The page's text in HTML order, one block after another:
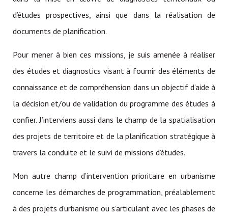
d’études prospectives, ainsi que dans la réalisation de
documents de planification.
Pour mener à bien ces missions, je suis amenée à réaliser
des études et diagnostics visant à fournir des éléments de
connaissance et de compréhension dans un objectif d’aide à
la décision et/ou de validation du programme des études à
confier. J’interviens aussi dans le champ de la spatialisation
des projets de territoire et de la planification stratégique à
travers la conduite et le suivi de missions d’études.
Mon autre champ d’intervention prioritaire en urbanisme
concerne les démarches de programmation, préalablement
à des projets d’urbanisme ou s’articulant avec les phases de